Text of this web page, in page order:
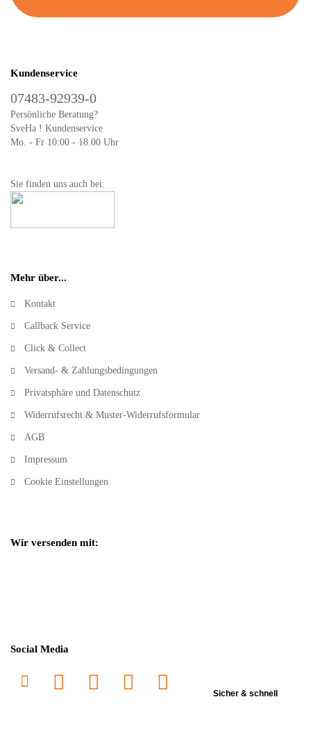
Kundenservice
07483-92939-0
Persönliche Beratung?
SveHa ! Kundenservice
Mo. - Fr 10:00 - 18.00 Uhr
Sie finden uns auch bei:
Mehr über...
Kontakt
Callback Service
Click & Collect
Versand- & Zahlungsbedingungen
Privatsphäre und Datenschutz
Widerrufsrecht & Muster-Widerrufsformular
AGB
Impressum
Cookie Einstellungen
Wir versenden mit:
Social Media
Sicher & schnell